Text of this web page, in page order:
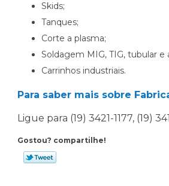
Skids;
Tanques;
Corte a plasma;
Soldagem MIG, TIG, tubular e
Carrinhos industriais.
Para saber mais sobre
Ligue para (19) 3421-1177, (19)
Gostou? compartilhe!